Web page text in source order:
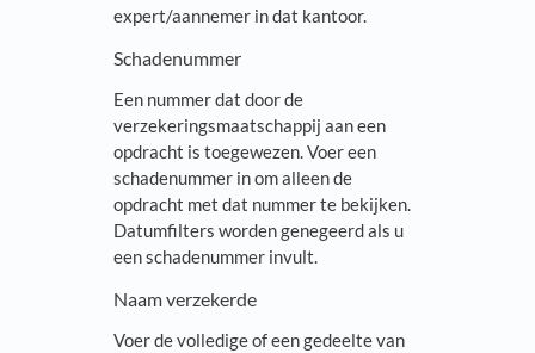
expert/aannemer in dat kantoor.
Schadenummer
Een nummer dat door de
verzekeringsmaatschappij aan een
opdracht is toegewezen. Voer een
schadenummer in om alleen de
opdracht met dat nummer te bekijken.
Datumfilters worden genegeerd als u
een schadenummer invult.
Naam verzekerde
Voer de volledige of een gedeelte van